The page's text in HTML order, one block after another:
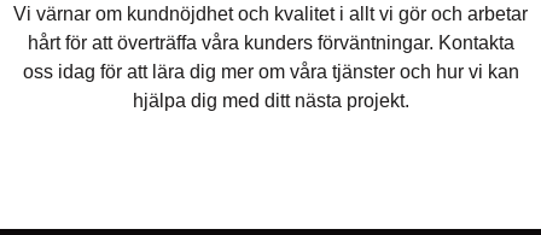
Vi värnar om kundnöjdhet och kvalitet i allt vi gör och arbetar
hårt för att överträffa våra kunders förväntningar. Kontakta
oss idag för att lära dig mer om våra tjänster och hur vi kan
hjälpa dig med ditt nästa projekt.